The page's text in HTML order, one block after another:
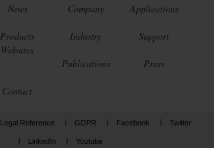
News Company Applications
Products
Websites
Industry Support
Publications Press
Contact
Legal Reference GDPR Facebook Twitter
LinkedIn Youtube